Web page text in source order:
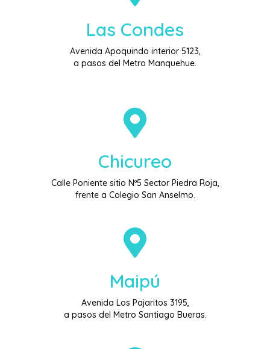
Las Condes
Avenida Apoquindo interior 5123,
a pasos del Metro Manquehue.
Chicureo
Calle Poniente sitio Nº5 Sector Piedra Roja,
frente a Colegio San Anselmo.
Maipú
Avenida Los Pajaritos 3195,
a pasos del Metro Santiago Bueras.